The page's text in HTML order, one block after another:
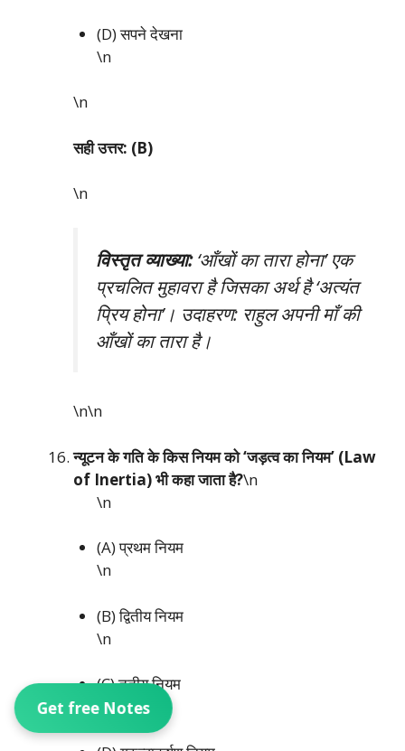
Get free Notes
(D) सपने देखना
\n
\n
सही उत्तर: (B)
\n
विस्तृत व्याख्या:‘आँखों का तारा होना’ एक
प्रचलित मुहावरा है जिसका अर्थ है ‘अत्यंत
प्रिय होना’। उदाहरण: राहुल अपनी माँ की
आँखों का तारा है।
\n\n
न्यूटन के गति के किस नियम को ‘जड़त्व का नियम’ (Law
of Inertia) भी कहा जाता है?\n
\n
(A) प्रथम नियम
\n
(B) द्वितीय नियम
\n
(C) तृतीय नियम
\n